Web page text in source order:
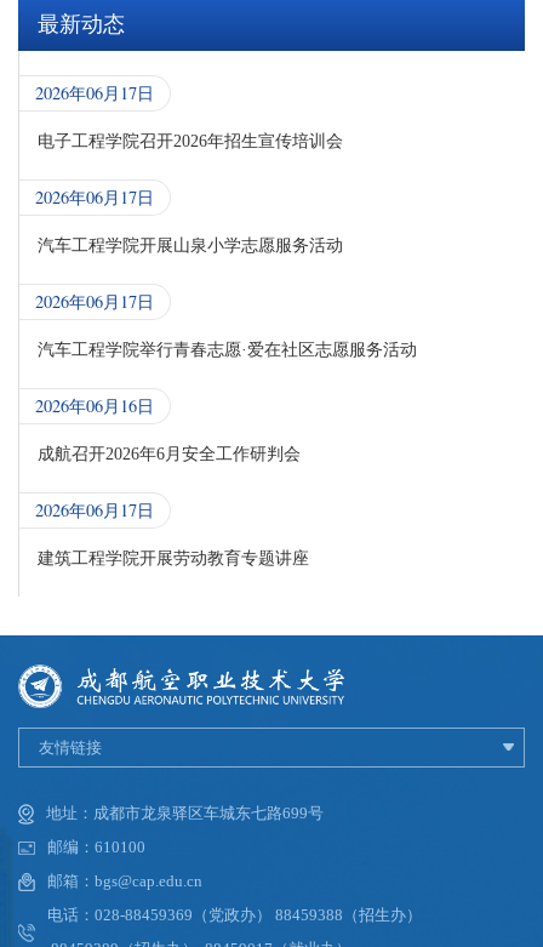
最新动态
2026年06月17日
电子工程学院召开2026年招生宣传培训会
2026年06月17日
汽车工程学院开展山泉小学志愿服务活动
2026年06月17日
汽车工程学院举行青春志愿·爱在社区志愿服务活动
2026年06月16日
成航召开2026年6月安全工作研判会
2026年06月17日
建筑工程学院开展劳动教育专题讲座
友情链接
地址：成都市龙泉驿区车城东七路699号
邮编：610100
邮箱：bgs@cap.edu.cn
电话：028-88459369（党政办） 88459388（招生办）